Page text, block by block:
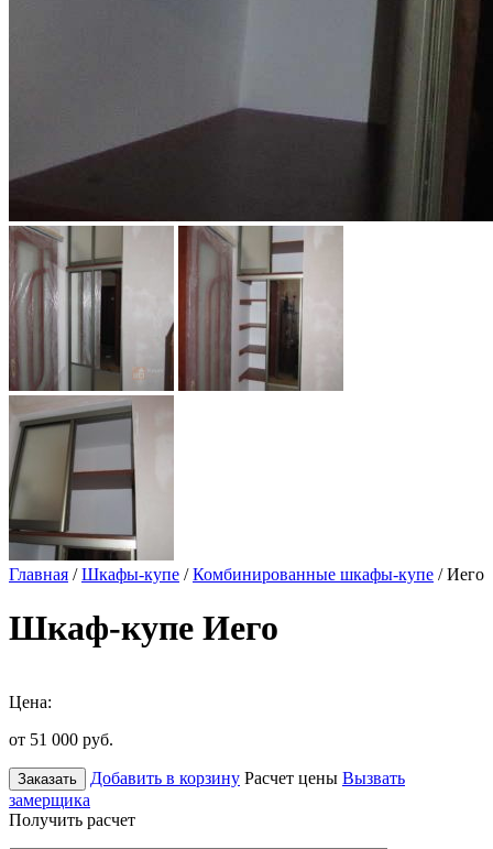
Главная /Шкафы-купе /Комбинированные шкафы-купе / Иего
Шкаф-купе Иего
Цена:
от 51 000 руб.
Заказать Добавить в корзину Расчет цены Вызвать
замерщика
Получить расчет